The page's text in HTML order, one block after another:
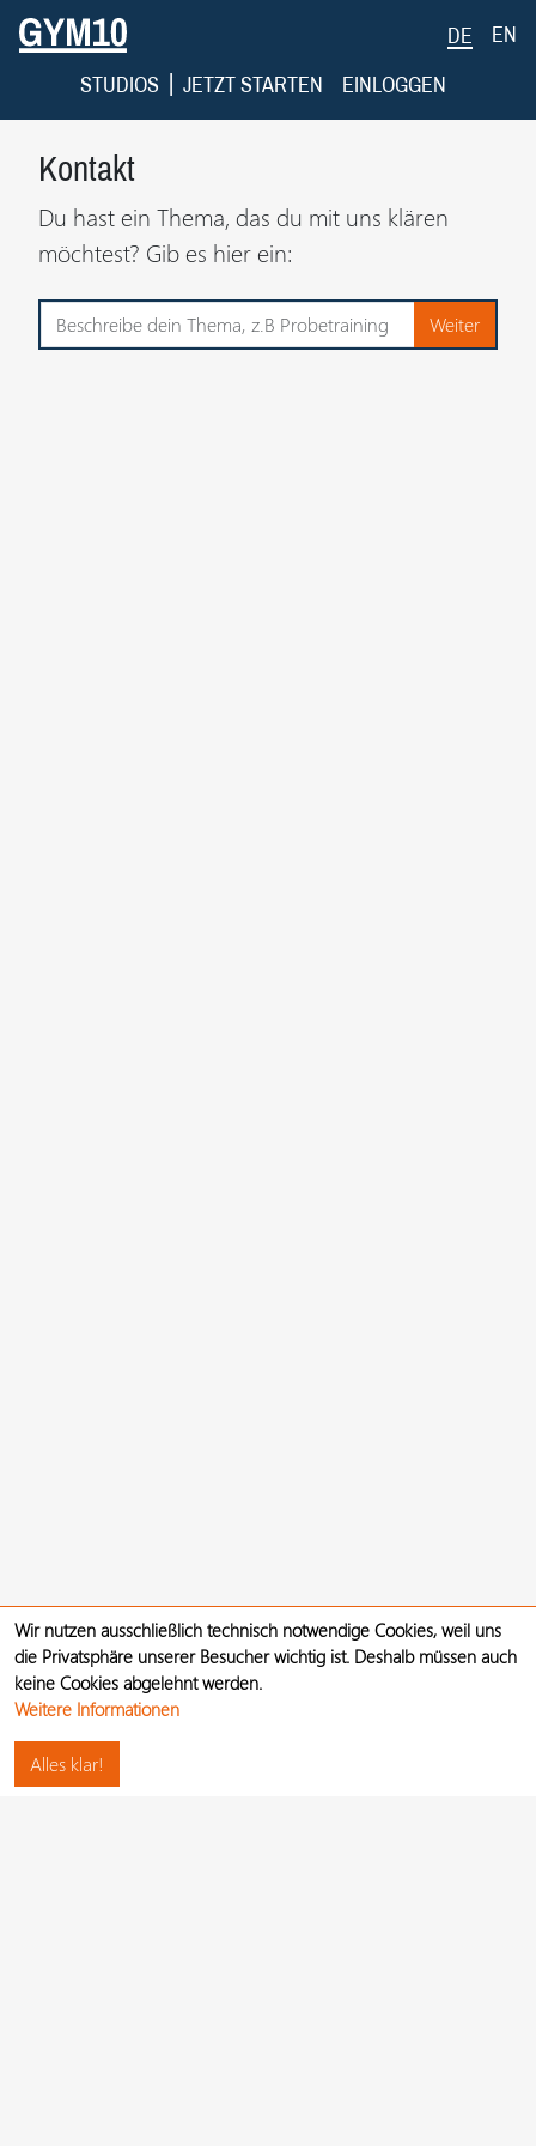
DE
EN
STUDIOS | JETZT STARTEN EINLOGGEN
Kontakt
Du hast ein Thema, das du mit uns klären
möchtest? Gib es hier ein:
Wir nutzen ausschließlich technisch notwendige Cookies, weil uns
die Privatsphäre unserer Besucher wichtig ist. Deshalb müssen auch
keine Cookies abgelehnt werden.
Weitere Informationen
Alles klar!